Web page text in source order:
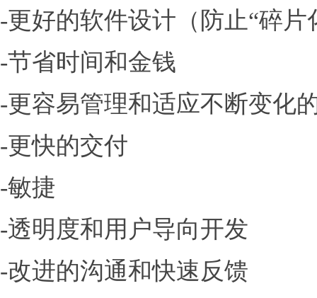
-更好的软件设计（防止“碎片
-节省时间和金钱
-更容易管理和适应不断变化
-更快的交付
-敏捷
-透明度和用户导向开发
-改进的沟通和快速反馈